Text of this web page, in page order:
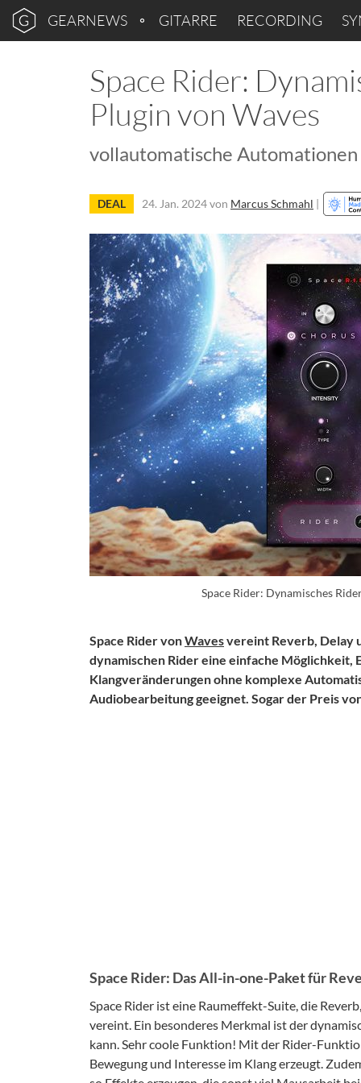
GEARNEWS GITARRE RECORDING
Space Rider:
Plugin von Waves
vollautomatische
DEAL 24. Jan. 2024von Marcus Schmahl |
Space Rider: Dynamisches
Space Rider vonWavesvereint Reverb, Delay
dynamischen Rider eine einfache Möglichkeit,
Klangveränderungen ohne komplexe
Audiobearbeitung geeignet. Sogar der Preis
Space Rider: Das All-in-one-Paket für
Space Rider ist eine Raumeffekt-Suite, die
vereint. Ein besonderes Merkmal ist der
kann. Sehr coole Funktion! Mit der Rider-
Bewegung und Interesse im Klang erzeugt.